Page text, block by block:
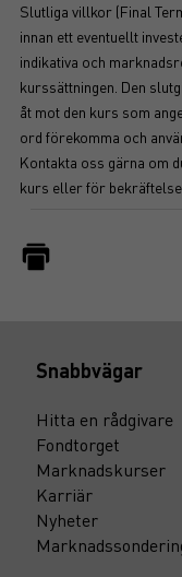
Slutliga villkor (Final
innan ett eventuellt
indikativa och
kurssättningen. Den
åt mot den kurs som
ord förekomma och
Kontakta oss gärna om
kurs eller för
Snabbvägar
Hitta en rådgivare
Fondtorget
Marknadskurser
Karriär
Nyheter